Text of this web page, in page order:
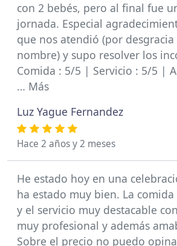
con 2 bebés, pero al final fue
jornada. Especial
que nos atendió (por desgracia
nombre) y supo resolver los
Comida : 5/5 | Servicio : 5/5 |
… Más
Luz Yague Fernandez
Hace 2 años y 2 meses
He estado hoy en una
ha estado muy bien. La
y el servicio muy destacable
muy profesional y además
Sobre el precio no puedo